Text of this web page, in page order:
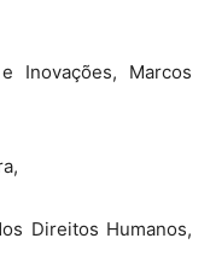
Inovações, Marcos
Direitos Humanos,